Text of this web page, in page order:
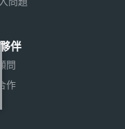
伴
問
作